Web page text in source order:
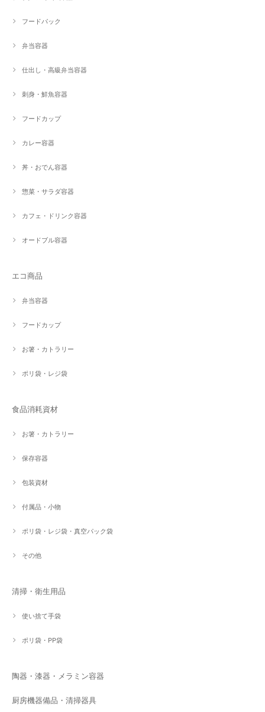
フードパック
弁当容器
仕出し・高級弁当容器
刺身・鮮魚容器
フードカップ
カレー容器
丼・おでん容器
惣菜・サラダ容器
カフェ・ドリンク容器
オードブル容器
エコ商品
弁当容器
フードカップ
お箸・カトラリー
ポリ袋・レジ袋
食品消耗資材
お箸・カトラリー
保存容器
包装資材
付属品・小物
ポリ袋・レジ袋・真空パック袋
その他
清掃・衛生用品
使い捨て手袋
ポリ袋・PP袋
陶器・漆器・メラミン容器
厨房機器備品・清掃器具